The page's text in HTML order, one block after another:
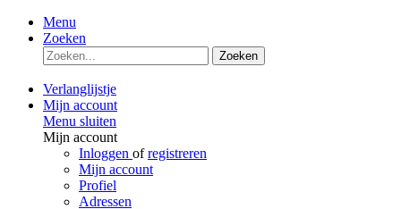
Menu
Zoeken
Zoeken
Verlanglijstje
Mijn account
Menu sluiten
Mijn account
Inloggen ofregistreren
Mijn account
Profiel
Adressen